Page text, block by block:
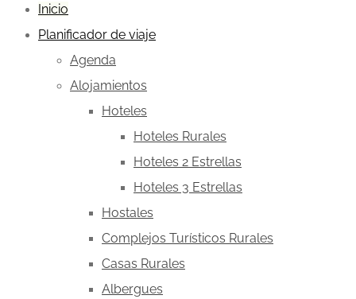
Inicio
Planificador de viaje
Agenda
Alojamientos
Hoteles
Hoteles Rurales
Hoteles 2 Estrellas
Hoteles 3 Estrellas
Hostales
Complejos Turísticos Rurales
Casas Rurales
Albergues